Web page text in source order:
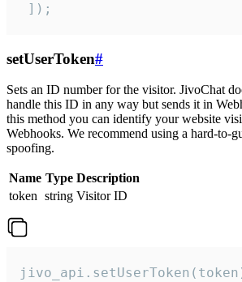
]);
setUserToken#
Sets an ID number for the visitor. JivoChat
handle this ID in any way but sends it in
this method you can identify your website
Webhooks. We recommend using a hard-to-
spoofing.
Name Type Description
token string Visitor ID